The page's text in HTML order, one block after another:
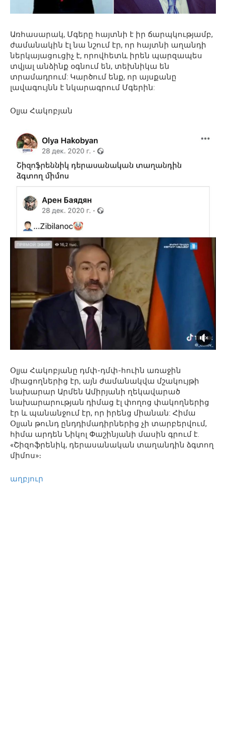
Առհասարակ, Մգերը հայտնի է իր ճարպկությամբ,
ժամանակին էլ նա նշում էր, որ հայտնի աղանդի
ներկայացուցիչ է, որովհետև իրեն պարզապես
տվյալ անձինք օգնում են, տեխնիկա են
տրամադրում: Կարծում ենք, որ այսքանը
լավագույնն է նկարագրում Մգերին:
Օլյա Հակոբյան
Օլյա Հակոբյանը դմփ-դմփ-հուին առաջին
միացողներից էր, այն ժամանակվա մշակույթի
նախարար Արմեն Ամիրյանի ղեկավարած
նախարարության դիմաց էլ փողոց փակողներից
էր և պանանջում էր, որ իրենց միանան: Հիմա
Օլյան թունդ ընդդիմադիրներից չի տարբերվում,
հիմա արդեն Նիկոլ Փաշինյանի մասին գրում է.
«Շիզոֆրենիկ, դերասանական տաղանդին ձգտող
միմոս»։
աղբյուր